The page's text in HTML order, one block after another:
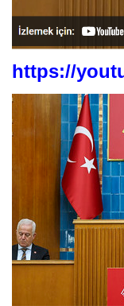
https://